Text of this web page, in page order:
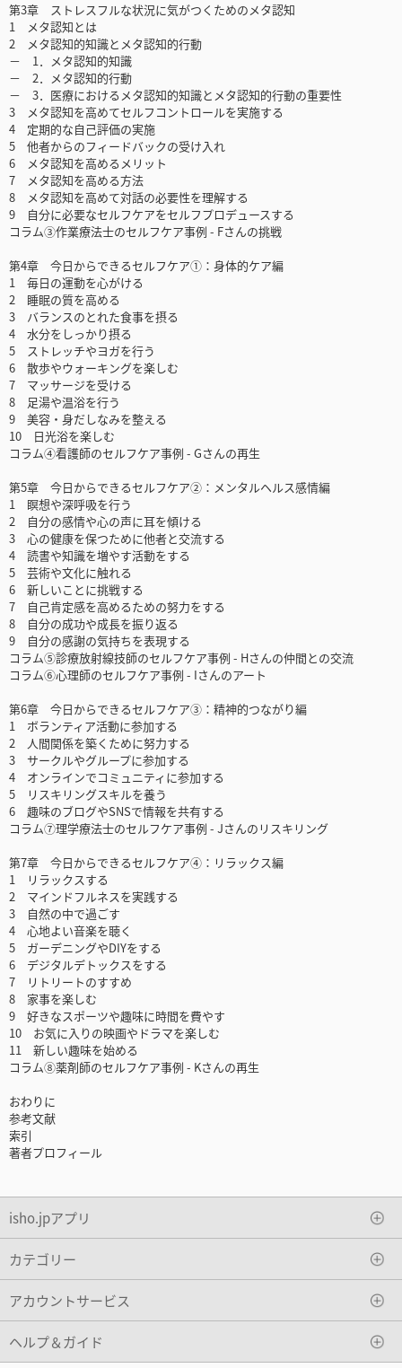
第3章 ストレスフルな状況に気がつくためのメタ認知
1 メタ認知とは
2 メタ認知的知識とメタ認知的行動
－ 1．メタ認知的知識
－ 2．メタ認知的行動
－ 3．医療におけるメタ認知的知識とメタ認知的行動の重要性
3 メタ認知を高めてセルフコントロールを実施する
4 定期的な自己評価の実施
5 他者からのフィードバックの受け入れ
6 メタ認知を高めるメリット
7 メタ認知を高める方法
8 メタ認知を高めて対話の必要性を理解する
9 自分に必要なセルフケアをセルフプロデュースする
コラム③作業療法士のセルフケア事例 - Fさんの挑戦
第4章 今日からできるセルフケア①：身体的ケア編
1 毎日の運動を心がける
2 睡眠の質を高める
3 バランスのとれた食事を摂る
4 水分をしっかり摂る
5 ストレッチやヨガを行う
6 散歩やウォーキングを楽しむ
7 マッサージを受ける
8 足湯や温浴を行う
9 美容・身だしなみを整える
10 日光浴を楽しむ
コラム④看護師のセルフケア事例 - Gさんの再生
第5章 今日からできるセルフケア②：メンタルヘルス感情編
1 瞑想や深呼吸を行う
2 自分の感情や心の声に耳を傾ける
3 心の健康を保つために他者と交流する
4 読書や知識を増やす活動をする
5 芸術や文化に触れる
6 新しいことに挑戦する
7 自己肯定感を高めるための努力をする
8 自分の成功や成長を振り返る
9 自分の感謝の気持ちを表現する
コラム⑤診療放射線技師のセルフケア事例 - Hさんの仲間との交流
コラム⑥心理師のセルフケア事例 - Iさんのアート
第6章 今日からできるセルフケア③：精神的つながり編
1 ボランティア活動に参加する
2 人間関係を築くために努力する
3 サークルやグループに参加する
4 オンラインでコミュニティに参加する
5 リスキリングスキルを養う
6 趣味のブログやSNSで情報を共有する
コラム⑦理学療法士のセルフケア事例 - Jさんのリスキリング
第7章 今日からできるセルフケア④：リラックス編
1 リラックスする
2 マインドフルネスを実践する
3 自然の中で過ごす
4 心地よい音楽を聴く
5 ガーデニングやDIYをする
6 デジタルデトックスをする
7 リトリートのすすめ
8 家事を楽しむ
9 好きなスポーツや趣味に時間を費やす
10 お気に入りの映画やドラマを楽しむ
11 新しい趣味を始める
コラム⑧薬剤師のセルフケア事例 - Kさんの再生
おわりに
参考文献
索引
著者プロフィール
isho.jpアプリ
カテゴリー
アカウントサービス
ヘルプ＆ガイド